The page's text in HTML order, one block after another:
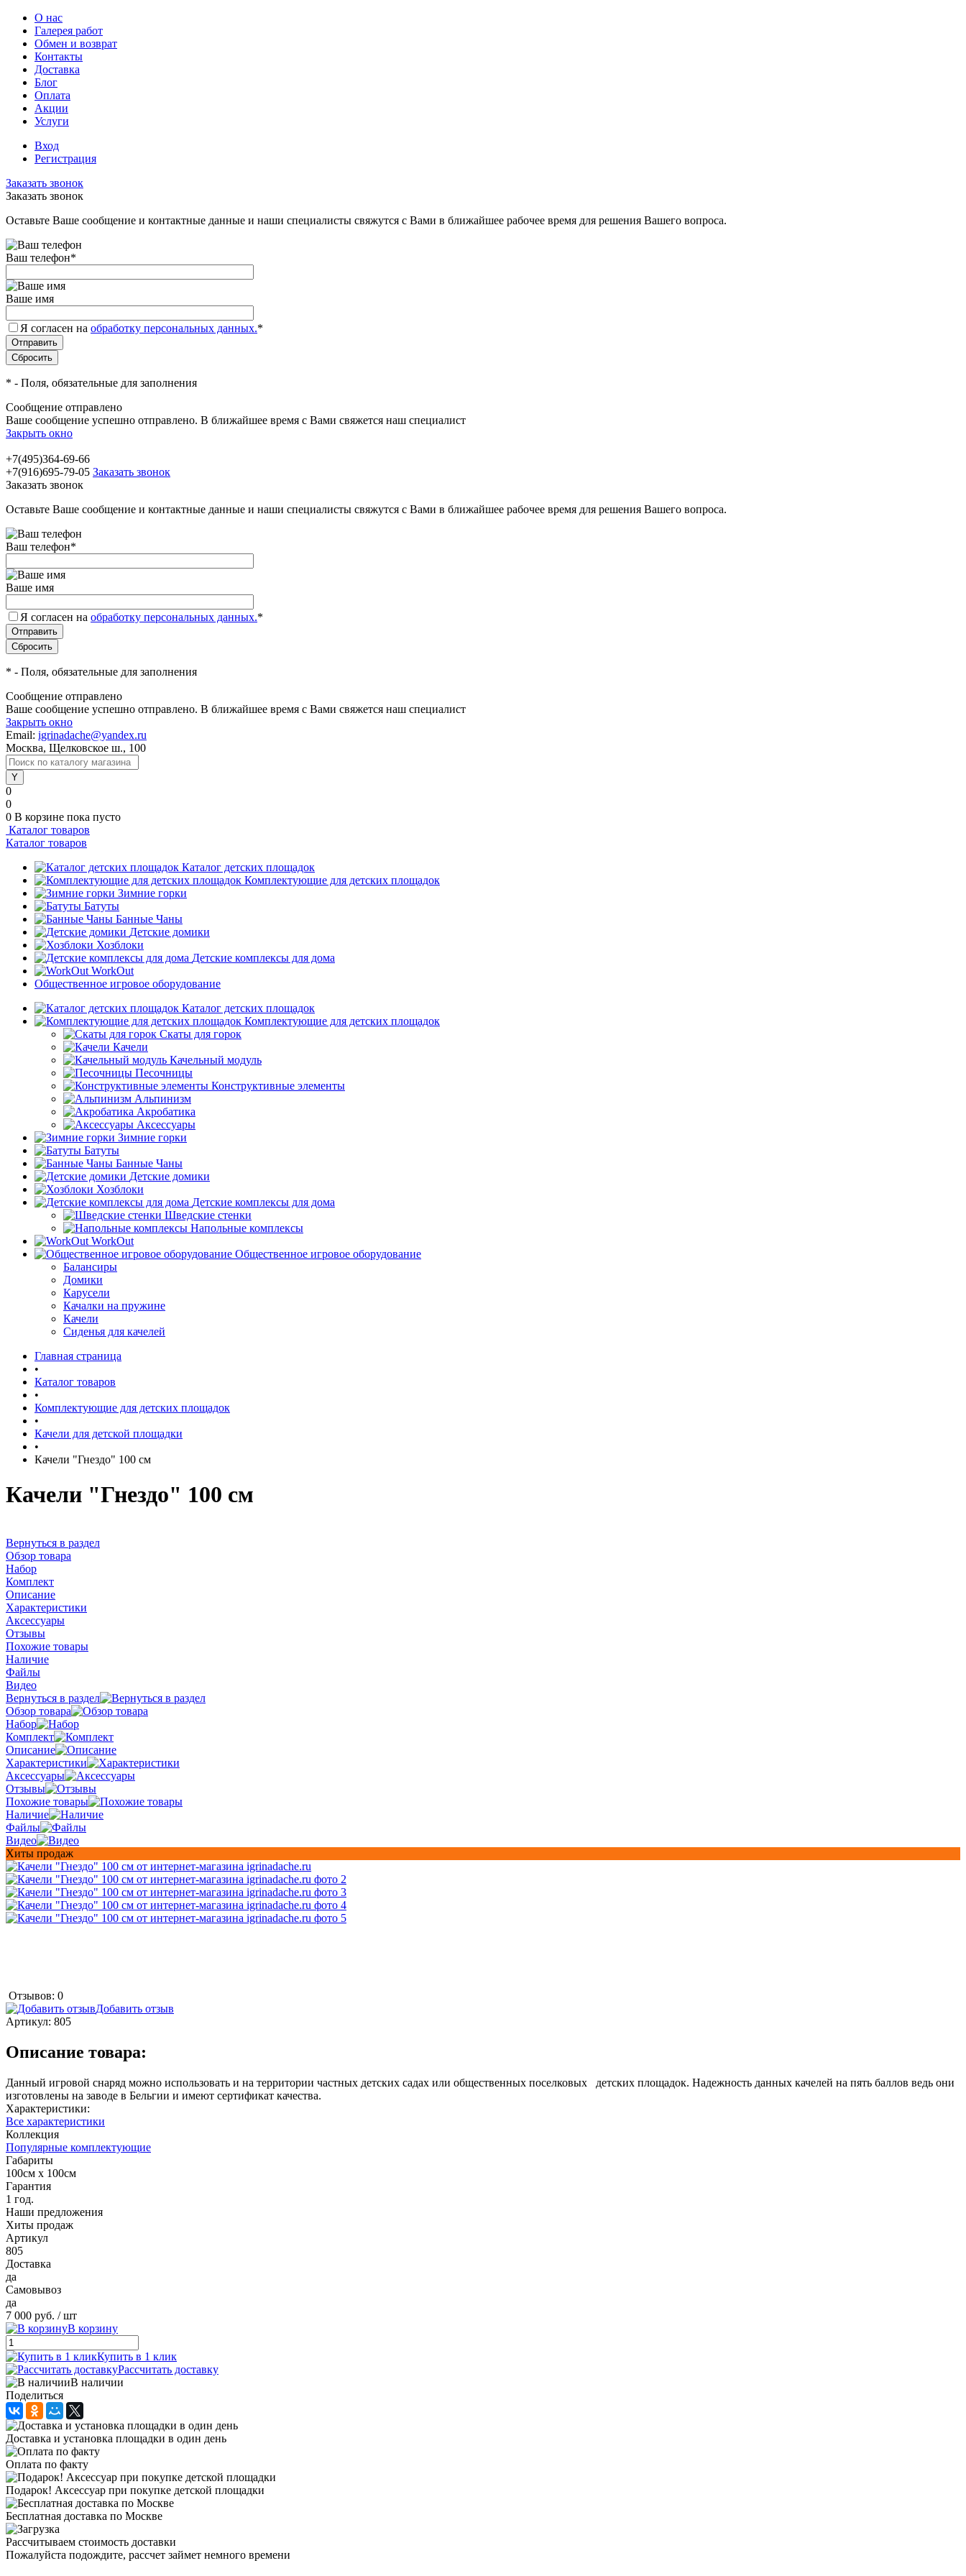
О нас
Галерея работ
Обмен и возврат
Контакты
Доставка
Блог
Оплата
Акции
Услуги
Вход
Регистрация
Заказать звонок
Заказать звонок
Оставьте Ваше сообщение и контактные данные и наши специалисты свяжутся с Вами в ближайшее рабочее время для решения Вашего вопроса.
Ваш телефон*
Ваше имя
Я согласен на обработку персональных данных.*
* - Поля, обязательные для заполнения
Сообщение отправлено
Ваше сообщение успешно отправлено. В ближайшее время с Вами свяжется наш специалист
Закрыть окно
+7(495)364-69-66
+7(916)695-79-05 Заказать звонок
Заказать звонок
Оставьте Ваше сообщение и контактные данные и наши специалисты свяжутся с Вами в ближайшее рабочее время для решения Вашего вопроса.
Ваш телефон*
Ваше имя
Я согласен на обработку персональных данных.*
* - Поля, обязательные для заполнения
Сообщение отправлено
Ваше сообщение успешно отправлено. В ближайшее время с Вами свяжется наш специалист
Закрыть окно
Email: igrinadache@yandex.ru
Москва, Щелковское ш., 100
0
0
0 В корзине пока пусто
Каталог товаров
Каталог товаров
Каталог детских площадок
Комплектующие для детских площадок
Зимние горки
Батуты
Банные Чаны
Детские домики
Хозблоки
Детские комплексы для дома
WorkOut
Общественное игровое оборудование
Каталог детских площадок
Комплектующие для детских площадок
Скаты для горок
Качели
Качельный модуль
Песочницы
Конструктивные элементы
Альпинизм
Акробатика
Аксессуары
Зимние горки
Батуты
Банные Чаны
Детские домики
Хозблоки
Детские комплексы для дома
Шведские стенки
Напольные комплексы
WorkOut
Общественное игровое оборудование
Балансиры
Домики
Карусели
Качалки на пружине
Качели
Сиденья для качелей
Главная страница
•
Каталог товаров
•
Комплектующие для детских площадок
•
Качели для детской площадки
•
Качели "Гнездо" 100 см
Качели "Гнездо" 100 см
Вернуться в раздел
Обзор товара
Набор
Комплект
Описание
Характеристики
Аксессуары
Отзывы
Похожие товары
Наличие
Файлы
Видео
Вернуться в раздел
Обзор товара
Набор
Комплект
Описание
Характеристики
Аксессуары
Отзывы
Похожие товары
Наличие
Файлы
Видео
Хиты продаж
Отзывов: 0
Добавить отзыв
Артикул: 805
Описание товара:
Данный игровой снаряд можно использовать и на территории частных детских садах или общественных поселковых детских площадок. Надежность данных качелей на пять баллов ведь они
изготовлены на заводе в Бельгии и имеют сертификат качества.
Характеристики:
Все характеристики
Коллекция
Популярные комплектующие
Габариты
100см х 100см
Гарантия
1 год.
Наши предложения
Хиты продаж
Артикул
805
Доставка
да
Самовывоз
да
7 000 руб. / шт
В корзину
Купить в 1 клик
Рассчитать доставку
В наличии
Поделиться
Доставка и установка площадки в один день
Оплата по факту
Подарок! Аксессуар при покупке детской площадки
Бесплатная доставка по Москве
Рассчитываем стоимость доставки
Пожалуйста подождите, рассчет займет немного времени